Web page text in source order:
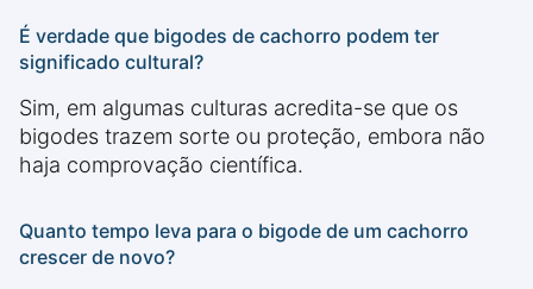
É verdade que bigodes de cachorro podem ter
significado cultural?
Sim, em algumas culturas acredita-se que os
bigodes trazem sorte ou proteção, embora não
haja comprovação científica.
Quanto tempo leva para o bigode de um cachorro
crescer de novo?